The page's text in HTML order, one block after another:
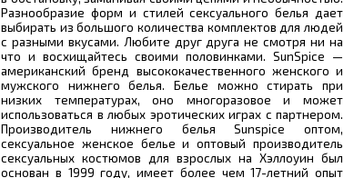
Разнообразие форм и стилей сексуального белья дает
выбирать из большого количества комплектов для людей
с разными вкусами. Любите друг друга не смотря ни на
что и восхищайтесь своими половинками. SunSpice —
американский бренд высококачественного женского и
мужского нижнего белья. Белье можно стирать при
низких температурах, оно многоразовое и может
использоваться в любых эротических играх с партнером.
Производитель нижнего белья Sunspice оптом,
сексуальное женское белье и оптовый производитель
сексуальных костюмов для взрослых на Хэллоуин был
основан в 1999 году, имеет более чем 17-летний опыт